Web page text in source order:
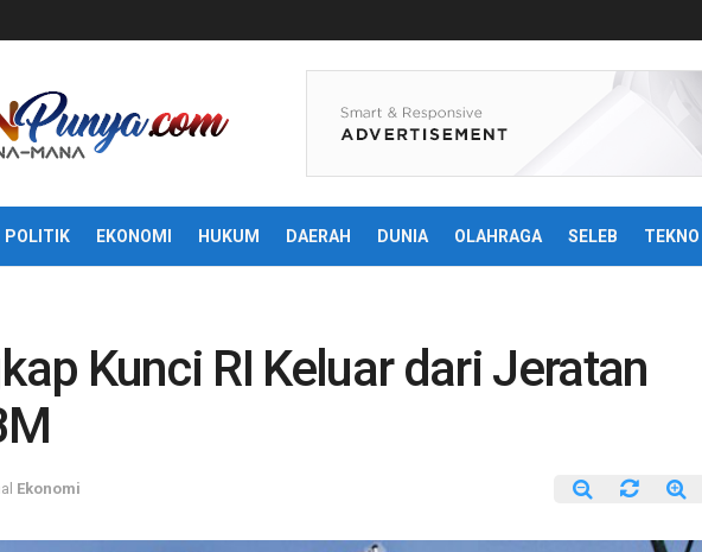
POLITIK EKONOMI HUKUM DAERAH DUNIA OLAHRAGA SELEB TEKNO
Kunci RI Keluar dari Jeratan
Ekonomi